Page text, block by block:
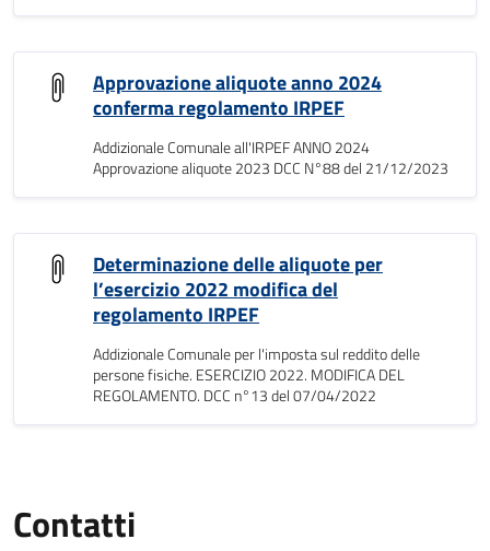
Approvazione aliquote anno 2024
conferma regolamento IRPEF
Addizionale Comunale all'IRPEF ANNO 2024
Approvazione aliquote 2023 DCC N°88 del 21/12/2023
Determinazione delle aliquote per
l’esercizio 2022 modifica del
regolamento IRPEF
Addizionale Comunale per l'imposta sul reddito delle
persone fisiche. ESERCIZIO 2022. MODIFICA DEL
REGOLAMENTO. DCC n°13 del 07/04/2022
Contatti